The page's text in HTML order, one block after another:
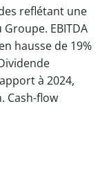
reflétant une
EBITDA
hausse de 19%
à 2024,
Cash-flow